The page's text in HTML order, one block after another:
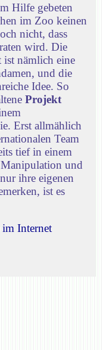
Hilfe gebeten
im Zoo keinen
nicht, dass
wird. Die
ist nämlich eine
und die
Idee. So
Projekt
Erst allmählich
Team
tief in einem
und
ihre eigenen
ist es
im Internet